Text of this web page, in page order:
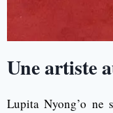
Une artiste
Lupita Nyong’o ne